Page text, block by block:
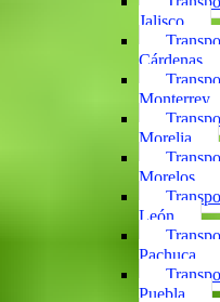
Jalisco
Cárdenas
Monterrey
Morelia
Morelos
León
Pachuca
Puebla